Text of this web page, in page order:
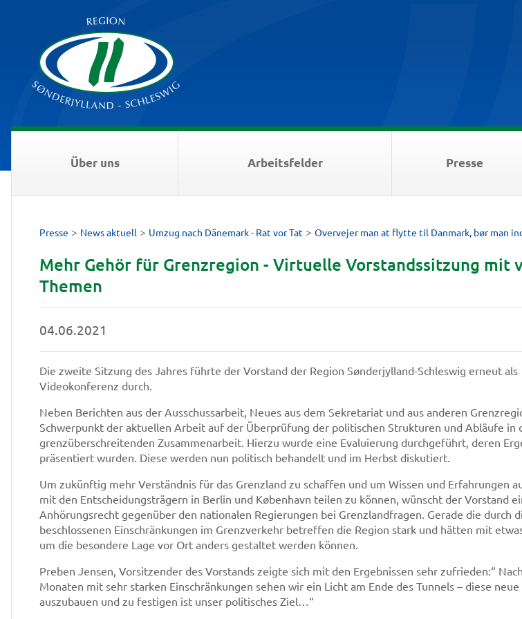
Über uns Arbeitsfelder Presse
Presse > News aktuell > Umzug nach Dänemark - Rat vor Tat > Overvejer man at flytte til Danmark, bør man
Mehr Gehör für Grenzregion - Virtuelle Vorstandssitzung mit
Themen
04.06.2021
Die zweite Sitzung des Jahres führte der Vorstand der Region Sønderjylland-Schleswig erneut als
Videokonferenz durch.
Neben Berichten aus der Ausschussarbeit, Neues aus dem Sekretariat und aus anderen
Schwerpunkt der aktuellen Arbeit auf der Überprüfung der politischen Strukturen und Abläufe in
grenzüberschreitenden Zusammenarbeit. Hierzu wurde eine Evaluierung durchgeführt, deren
präsentiert wurden. Diese werden nun politisch behandelt und im Herbst diskutiert.
Um zukünftig mehr Verständnis für das Grenzland zu schaffen und um Wissen und Erfahrungen
mit den Entscheidungsträgern in Berlin und København teilen zu können, wünscht der Vorstand
Anhörungsrecht gegenüber den nationalen Regierungen bei Grenzlandfragen. Gerade die durch
beschlossenen Einschränkungen im Grenzverkehr betreffen die Region stark und hätten mit
um die besondere Lage vor Ort anders gestaltet werden können.
Preben Jensen, Vorsitzender des Vorstands zeigte sich mit den Ergebnissen sehr zufrieden:“
Monaten mit sehr starken Einschränkungen sehen wir ein Licht am Ende des Tunnels – diese
auszubauen und zu festigen ist unser politisches Ziel…“